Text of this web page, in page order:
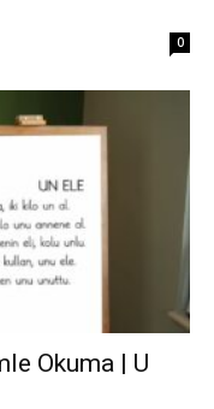
0
Okuma | U